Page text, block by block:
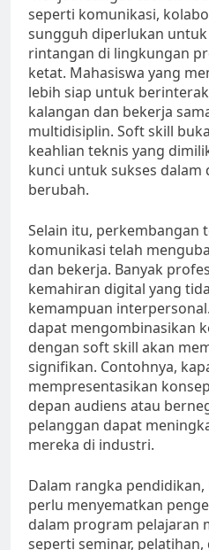
seperti komunikasi,
sungguh diperlukan
rintangan di lingkungan
ketat. Mahasiswa yang
lebih siap untuk
kalangan dan bekerja
multidisiplin. Soft skill
keahlian teknis yang
kunci untuk sukses dalam
berubah.
Selain itu, perkembangan
komunikasi telah
dan bekerja. Banyak
kemahiran digital yang
kemampuan
dapat mengombinasikan
dengan soft skill akan
signifikan. Contohnya,
mempresentasikan
depan audiens atau
pelanggan dapat
mereka di industri.
Dalam rangka
perlu menyematkan
dalam program pelajaran
seperti seminar,